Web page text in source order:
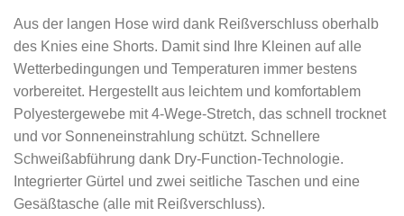
Aus der langen Hose wird dank Reißverschluss oberhalb
des Knies eine Shorts. Damit sind Ihre Kleinen auf alle
Wetterbedingungen und Temperaturen immer bestens
vorbereitet. Hergestellt aus leichtem und komfortablem
Polyestergewebe mit 4-Wege-Stretch, das schnell trocknet
und vor Sonneneinstrahlung schützt. Schnellere
Schweißabführung dank Dry-Function-Technologie.
Integrierter Gürtel und zwei seitliche Taschen und eine
Gesäßtasche (alle mit Reißverschluss).